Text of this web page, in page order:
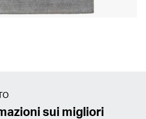
sui migliori